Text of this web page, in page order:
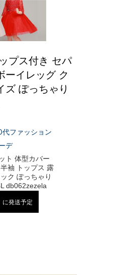
プス付き セパ
ーイレッグ ク
ズ ぽっちゃり
ファッション
デ
ト 体型カバー
袖 トップス 露
ク ぽっちゃり
db062zezela
に発送予定